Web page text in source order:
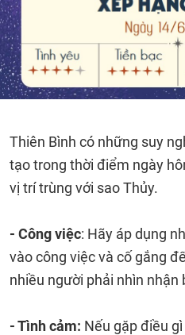
Thiên Bình có những suy
tạo trong thời điểm ngày
vị trí trùng với sao Thủy.
- Công việc: Hãy áp dụng
vào công việc và cố gắng
nhiều người phải nhìn
- Tình cảm: Nếu gặp điều